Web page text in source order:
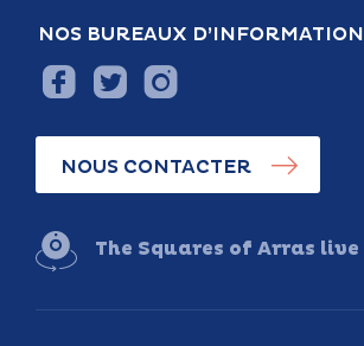
NOS BUREAUX D’INFORMATION
NOUS CONTACTER
The Squares of Arras live